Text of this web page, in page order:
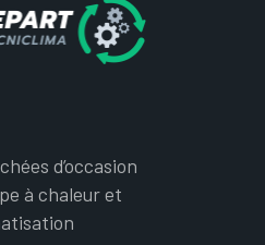
d’occasion
à chaleur et